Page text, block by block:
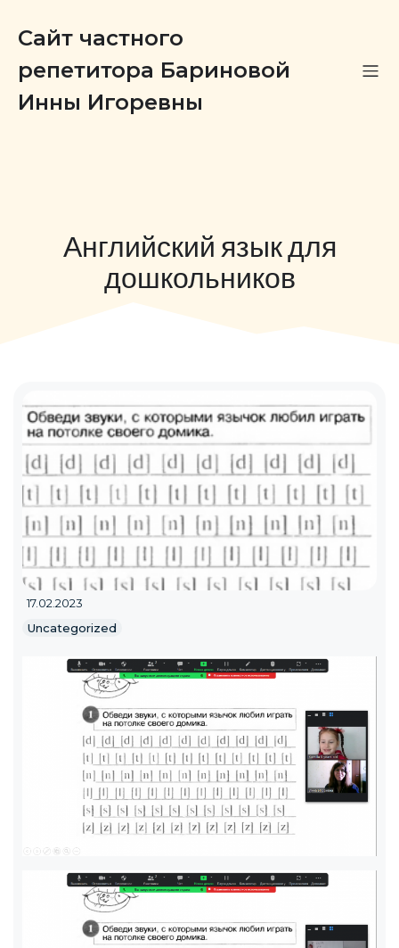
Сайт частного
репетитора Бариновой
Инны Игоревны
Английский язык для
дошкольников
17.02.2023
Uncategorized